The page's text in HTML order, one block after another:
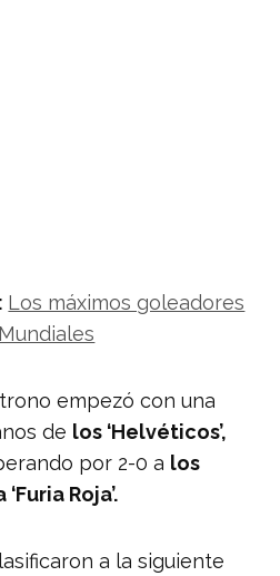
Los máximos goleadores
empezó con una
de los ‘Helvéticos’,
por 2-0 a los
‘Furia Roja’.
a la siguiente